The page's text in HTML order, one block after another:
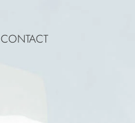
CONTACT